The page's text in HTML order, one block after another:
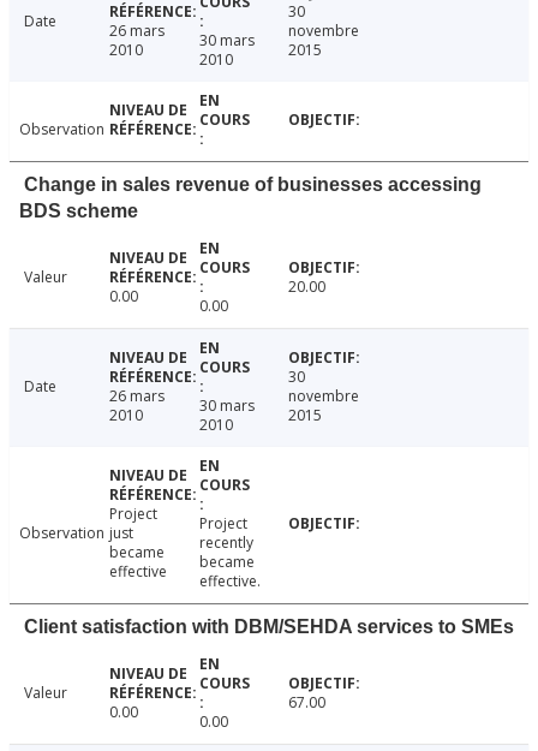
Date
26 mars
2010
30 mars
2010
30
novembre
2015
Observation
Change in sales revenue of businesses accessing
BDS scheme
Valeur
0.00
0.00
20.00
Date
26 mars
2010
30 mars
2010
30
novembre
2015
Observation
Project
just
became
effective
Project
recently
became
effective.
Client satisfaction with DBM/SEHDA services to SMEs
Valeur
0.00
0.00
67.00